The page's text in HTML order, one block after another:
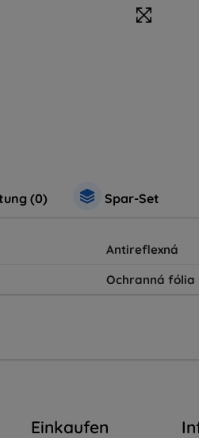
(0) Spar-Set
Antireflexná
Ochranná fólia
Einkaufen